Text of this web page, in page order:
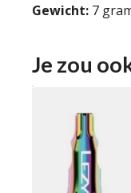
Gewicht: 7
Je zou